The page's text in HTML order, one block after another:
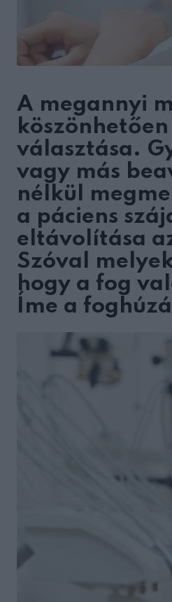
A megannyi
választása.
vagy más
nélkül
a páciens
eltávolítása
Szóval
hogy a fog
Íme a